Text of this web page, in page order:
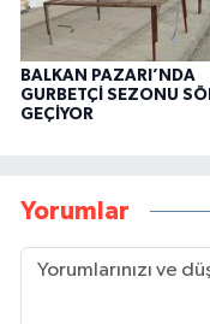
BALKAN PAZARI’NDA
GURBETÇİ SEZONU
GEÇİYOR
Yorumlar